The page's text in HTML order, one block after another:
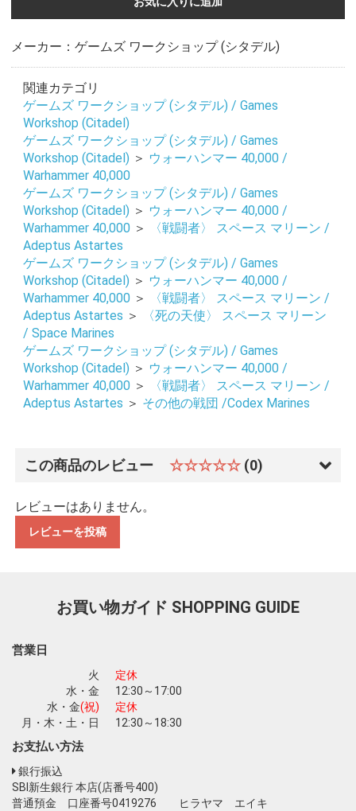
お買い物を続ける
メーカー：ゲームズ ワークショップ (シタデル)
関連カテゴリ
ゲームズ ワークショップ (シタデル) / Games
Workshop (Citadel)
ゲームズ ワークショップ (シタデル) / Games
Workshop (Citadel) ＞ ウォーハンマー 40,000 /
Warhammer 40,000
ゲームズ ワークショップ (シタデル) / Games
Workshop (Citadel) ＞ ウォーハンマー 40,000 /
Warhammer 40,000 ＞
〈戦闘者〉 スペース マリーン /
Adeptus Astartes
ゲームズ ワークショップ (シタデル) / Games
Workshop (Citadel) ＞ ウォーハンマー 40,000 /
Warhammer 40,000 ＞
〈戦闘者〉 スペース マリーン /
Adeptus Astartes ＞
〈死の天使〉 スペース マリーン
/ Space Marines
ゲームズ ワークショップ (シタデル) / Games
Workshop (Citadel) ＞ ウォーハンマー 40,000 /
Warhammer 40,000 ＞
〈戦闘者〉 スペース マリーン /
Adeptus Astartes ＞ その他の戦団 /Codex Marines
この商品のレビュー ☆☆☆☆☆ (0)
レビューはありません。
レビューを投稿
お買い物ガイド SHOPPING GUIDE
営業日
火
定休
水・金
12:30～17:00
水・金(祝)
定休
月・木・土・日
12:30～18:30
お支払い方法
銀行振込
SBI新生銀行 本店(店番号400)
普通預金 口座番号0419276 ヒラヤマ エイキ